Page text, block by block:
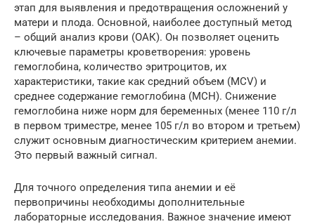
этап для выявления и предотвращения осложнений у
матери и плода. Основной, наиболее доступный метод
– общий анализ крови (ОАК). Он позволяет оценить
ключевые параметры кроветворения: уровень
гемоглобина, количество эритроцитов, их
характеристики, такие как средний объем (MCV) и
среднее содержание гемоглобина (MCH). Снижение
гемоглобина ниже норм для беременных (менее 110 г/л
в первом триместре, менее 105 г/л во втором и третьем)
служит основным диагностическим критерием анемии.
Это первый важный сигнал.
Для точного определения типа анемии и её
первопричины необходимы дополнительные
лабораторные исследования. Важное значение имеют